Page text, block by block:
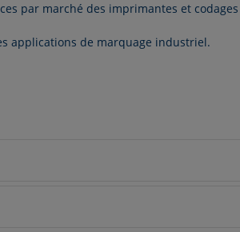
par marché des imprimantes et
applications de marquage industriel.